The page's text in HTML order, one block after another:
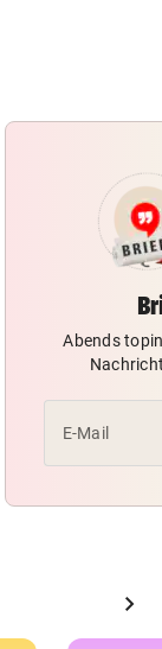
Abends
E-Mail
chevron_right